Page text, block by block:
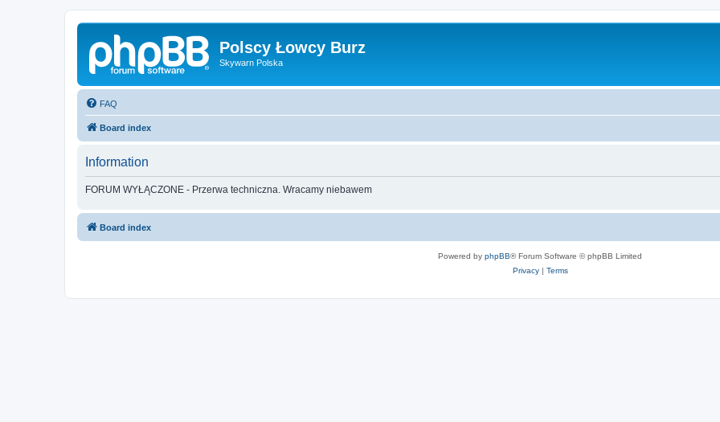
Polscy Łowcy Burz
Skywarn Polska
FAQ
Board index
Information
FORUM WYŁĄCZONE - Przerwa techniczna. Wracamy niebawem
Board index
Powered by phpBB® Forum Software © phpBB Limited
Privacy| Terms